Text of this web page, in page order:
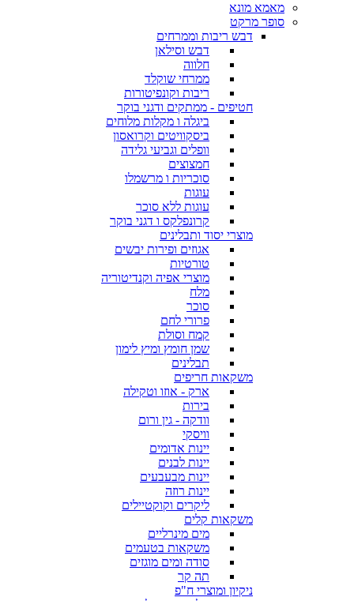
מאמא מונא
סופר מרקט
דבש ריבות וממרחים
דבש וסילאן
חלווה
ממרחי שוקלד
ריבות וקונפיטורות
חטיפים - ממתקים ודגני בוקר
ביגלה ו מקלות מלוחים
ביסקוויטים וקרואסון
וופלים וגביעי גלידה
חמצוצים
סוכריות ו מרשמלו
עוגות
עוגות ללא סוכר
קרונפלקס ו דגני בוקר
מוצרי יסוד ותבלינים
אגוזים ופירות יבשים
טורטיות
מוצרי אפיה וקנדיטוריה
מלח
סוכר
פרורי לחם
קמח וסולת
שמן חומץ ומיץ לימון
תבלינים
משקאות חריפים
ארק - אוזו וטקילה
בירות
וודקה - גין ורום
וויסקי
יינות אדומים
יינות לבנים
יינות מבעבעים
יינות רוזה
ליקרים וקוקטיילים
משקאות קלים
מים מינרליים
משקאות בטעמים
סודה ומים מוגזים
תה קר
ניקיון ומוצרי ח"פ